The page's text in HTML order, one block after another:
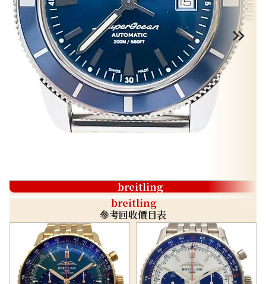
breitling
breitling
參考回收價目表